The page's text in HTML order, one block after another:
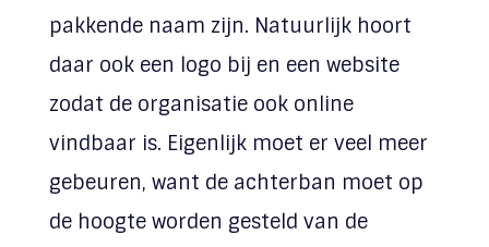
pakkende naam zijn. Natuurlijk hoort
daar ook een logo bij en een website
zodat de organisatie ook online
vindbaar is. Eigenlijk moet er veel meer
gebeuren, want de achterban moet op
de hoogte worden gesteld van de